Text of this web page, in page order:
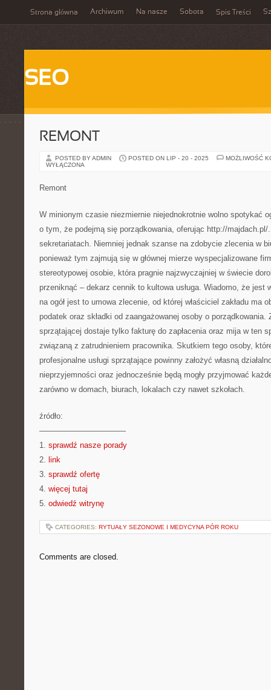
Strona główna Archiwum Na nasze Sobota Spis Treści
SEO
REMONT
POSTED BY ADMIN POSTED ON LIP - 20 - 2025
MOŻLIWOŚĆ
WYŁĄCZONA
Remont
W minionym czasie niezmiernie niejednokrotnie wolno spotykać
o tym, że podejmą się porządkowania, oferując http://majdach.pl/
sekretariatach. Niemniej jednak szanse na zdobycie zlecenia w
ponieważ tym zajmują się w głównej mierze wyspecjalizowane
stereotypowej osobie, która pragnie najzwyczajniej w świecie
przeniknąć – dekarz cennik to kultowa usługa. Wiadomo, że jest
na ogół jest to umowa zlecenie, od której właściciel zakładu ma
podatek oraz składki od zaangażowanej osoby o porządkowania.
sprzątającej dostaje tylko fakturę do zapłacenia oraz mija w ten
związaną z zatrudnieniem pracownika. Skutkiem tego osoby,
profesjonalne usługi sprzątające powinny założyć własną
nieprzyjemności oraz jednocześnie będą mogły przyjmować
zarówno w domach, biurach, lokalach czy nawet szkołach.
źródło:
———————————
1. sprawdź nasze porady
2. link
3. sprawdź ofertę
4. więcej tutaj
5. odwiedź witrynę
CATEGORIES: RYTUAŁY SEZONOWE I MEDYCYNA PÓR ROKU
Comments are closed.